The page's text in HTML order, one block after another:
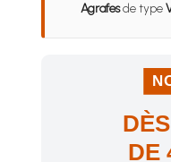
Agrafesde type
DE